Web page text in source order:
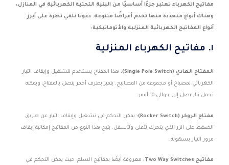
مفاتيح الكهرباء تعتبر جزءًا أساسيًا من البنية التحتية الكهربائية في المنازل،
وهناك أنواع متعددة منها تخدم أغراضًا متنوعة. دعونا نلقي نظرة على أبرز
أنواع المفاتيح الكهربائية المنزلية والأتوماتيكية:
١. مفاتيح الكهرباء المنزلية
المفتاح العادي (Single Pole Switch): هذا المفتاح يستخدم لتشغيل وإيقاف التيار
الكهربائي لمصباح أو مجموعة من المصابيح. يتميز بطرف أحمر يتصل بالمفتاح، ويمكنه
تحمل تيار يصل إلى حوالي 10 أمبير.
مفتاح الروكر (Rocker Switch): يمكن التحكم في تشغيل وإيقاف التيار عن طريق
الضغط على الزر الذي يتحرك لأعلى ولأسفل. يتيح هذا النوع من المفاتيح إمكانية إيقاف
مرور التيار بسهولة.
مفاتيح Two Way Switches: معروفة أيضًا بمفاتيح السلم، حيث يمكن التحكم في